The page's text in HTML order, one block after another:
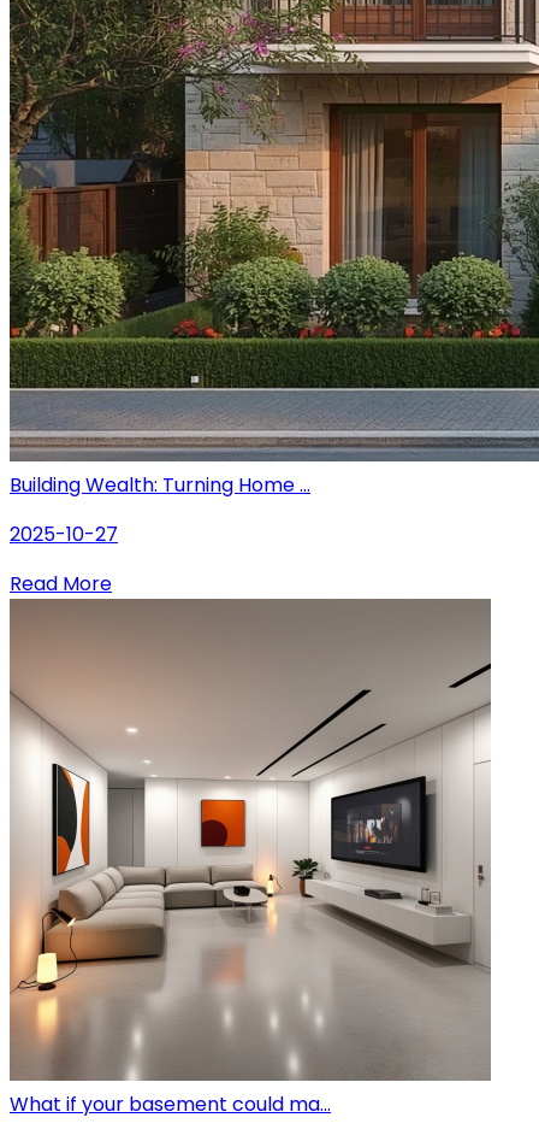
Building Wealth: Turning Home ...
2025-10-27
Read More
What if your basement could ma...